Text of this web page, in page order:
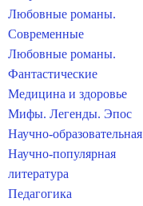
Любовные романы.
Современные
Любовные романы.
Фантастические
Медицина и здоровье
Мифы. Легенды. Эпос
Научно-образовательная
Научно-популярная
литература
Педагогика